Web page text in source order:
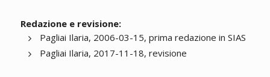
Redazione e revisione:
Pagliai Ilaria, 2006-03-15, prima redazione in SIAS
Pagliai Ilaria, 2017-11-18, revisione